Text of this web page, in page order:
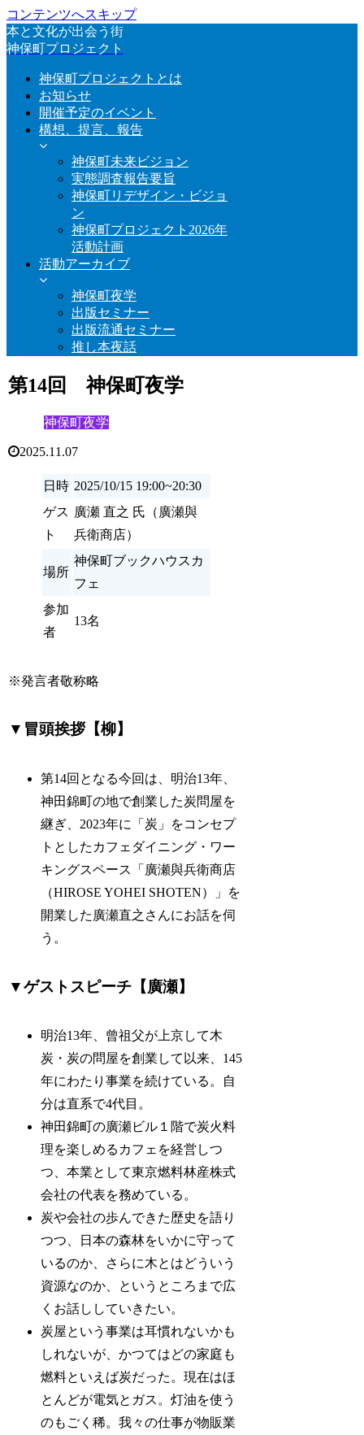
コンテンツへスキップ
本と文化が出会う街
神保町プロジェクト
神保町プロジェクトとは
お知らせ
開催予定のイベント
構想、提言、報告
神保町未来ビジョン
実態調査報告要旨
神保町リデザイン・ビジョ
ン
神保町プロジェクト2026年
活動計画
活動アーカイブ
神保町夜学
出版セミナー
出版流通セミナー
推し本夜話
第14回 神保町夜学
神保町夜学
2025.11.07
日時 2025/10/15 19:00~20:30
ゲス
ト
廣瀬 直之 氏（廣瀬與
兵衛商店）
場所
神保町ブックハウスカ
フェ
参加
者
13名
※発言者敬称略
▼冒頭挨拶【柳】
第14回となる今回は、明治13年、
神田錦町の地で創業した炭問屋を
継ぎ、2023年に「炭」をコンセプ
トとしたカフェダイニング・ワー
キングスペース「廣瀬與兵衛商店
（HIROSE YOHEI SHOTEN）」を
開業した廣瀬直之さんにお話を伺
う。
▼ゲストスピーチ【廣瀬】
明治13年、曾祖父が上京して木
炭・炭の問屋を創業して以来、145
年にわたり事業を続けている。自
分は直系で4代目。
神田錦町の廣瀬ビル１階で炭火料
理を楽しめるカフェを経営しつ
つ、本業として東京燃料林産株式
会社の代表を務めている。
炭や会社の歩んできた歴史を語り
つつ、日本の森林をいかに守って
いるのか、さらに木とはどういう
資源なのか、というところまで広
くお話ししていきたい。
炭屋という事業は耳慣れないかも
しれないが、かつてはどの家庭も
燃料といえば炭だった。現在はほ
とんどが電気とガス。灯油を使う
のもごく稀。我々の仕事が物販業